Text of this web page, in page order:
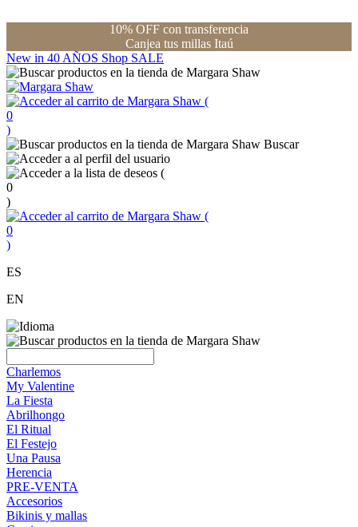
10% OFF con transferencia
Canjea tus millas Itaú
New in 40 AÑOS Shop SALE
(
0
)
Buscar
(
0
)
(
0
)
ES
EN
Charlemos
My Valentine
La Fiesta
Abrilhongo
El Ritual
El Festejo
Una Pausa
Herencia
PRE-VENTA
Accesorios
Bikinis y mallas